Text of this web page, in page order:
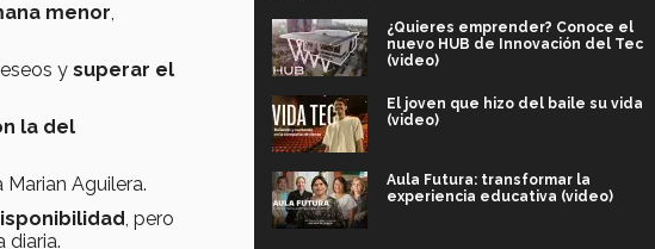
menor,
y superar el
la del
Marian Aguilera.
, pero
diaria.
¿Quieres emprender? Conoce el
nuevo HUB de Innovación del Tec
(video)
El joven que hizo del baile su vida
(video)
Aula Futura: transformar la
experiencia educativa (video)